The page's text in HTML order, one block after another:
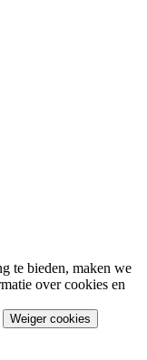
te bieden, maken we
over cookies en
Weiger cookies